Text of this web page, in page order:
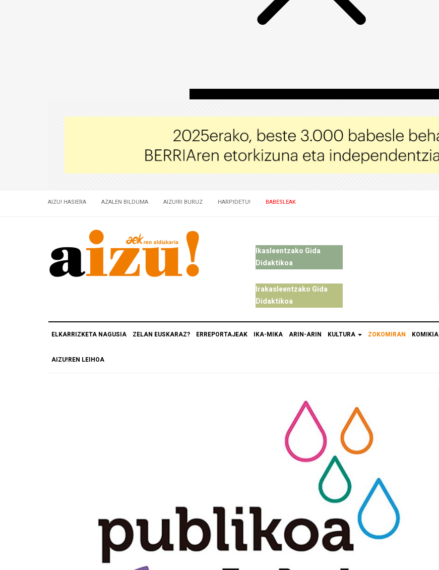
AIZU! HASIERA AZALEN BILDUMA AIZU!RI BURUZ HARPIDETU! BABESLEAK
Ikasleentzako Gida
Didaktikoa
Irakasleentzako Gida
Didaktikoa
ELKARRIZKETA NAGUSIA ZELAN EUSKARAZ? ERREPORTAJEAK IKA-MIKA ARIN-ARIN KULTURA ZOKOMIRAN KOMIKIA
AIZU!REN LEIHOA